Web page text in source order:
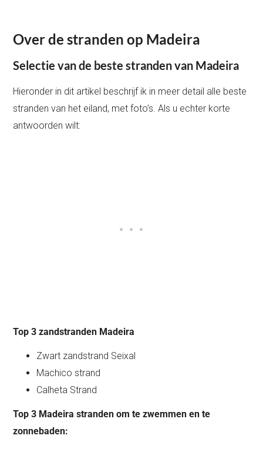
Over de stranden op Madeira
Selectie van de beste stranden van Madeira
Hieronder in dit artikel beschrijf ik in meer detail alle beste
stranden van het eiland, met foto’s. Als u echter korte
antwoorden wilt:
Top 3 zandstranden Madeira
Zwart zandstrand Seixal
Machico strand
Calheta Strand
Top 3 Madeira stranden om te zwemmen en te
zonnebaden: